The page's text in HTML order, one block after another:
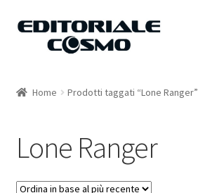
Vai
Vai
Carrello
Il mio account
Home Prodotti taggati “Lone Ranger”
Lone Ranger